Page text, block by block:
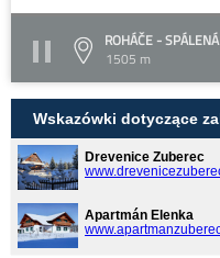
ROHÁČE -
1505 m
Wskazówki dotyczące
Drevenice Zuberec
Apartmán Elenka